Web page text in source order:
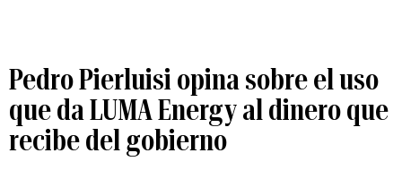
Pedro Pierluisi opina sobre el uso
que da LUMA Energy al dinero que
recibe del gobierno